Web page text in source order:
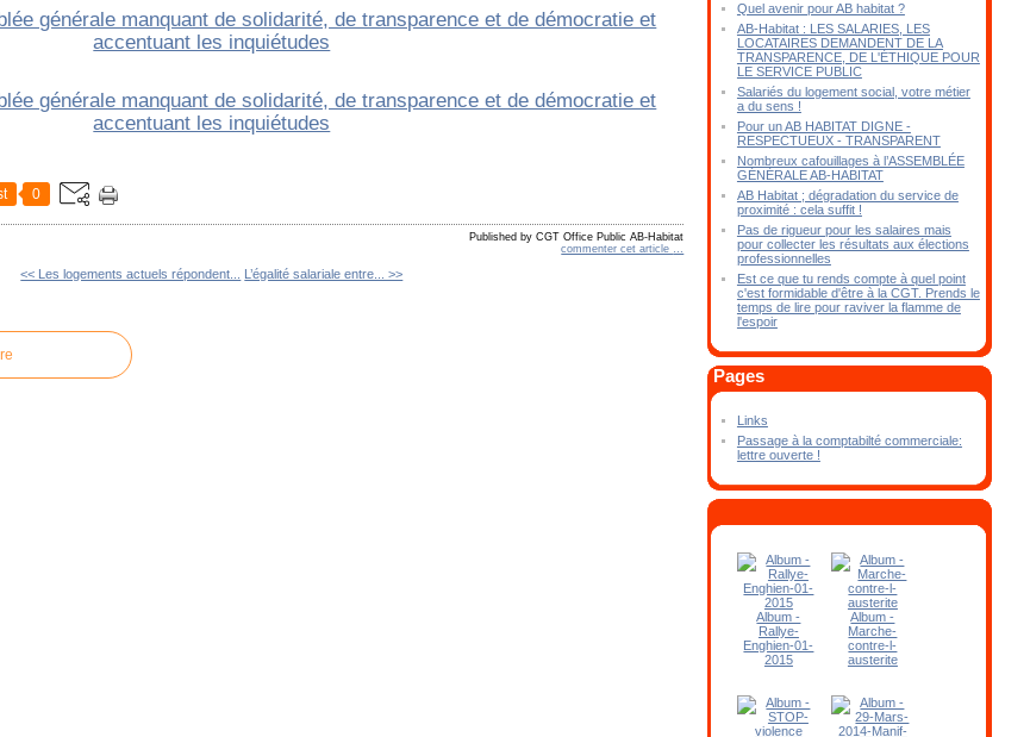
0
Published by CGT Office Public AB-Habitat
commenter cet article …
<< Les logements actuels répondent... L’égalité salariale entre... >>
Quel avenir pour AB habitat ?
AB-Habitat : LES SALARIES, LES
LOCATAIRES DEMANDENT DE LA
TRANSPARENCE, DE L'ÉTHIQUE POUR
LE SERVICE PUBLIC
Salariés du logement social, votre métier
a du sens !
Pour un AB HABITAT DIGNE -
RESPECTUEUX - TRANSPARENT
Nombreux cafouillages à l’ASSEMBLÉE
GÉNÉRALE AB-HABITAT
AB Habitat ; dégradation du service de
proximité : cela suffit !
Pas de rigueur pour les salaires mais
pour collecter les résultats aux élections
professionnelles
Est ce que tu rends compte à quel point
c'est formidable d'être à la CGT. Prends le
temps de lire pour raviver la flamme de
l'espoir
Pages
Links
Passage à la comptabilté commerciale:
lettre ouverte !
Album -
Rallye-
Enghien-01-
2015
Album -
Marche-
contre-l-
austerite